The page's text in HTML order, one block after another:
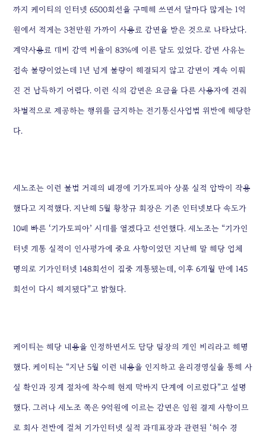
까지 케이티의 인터넷 6500회선을 구매해 쓰면서 달마다 많게는 1억
원에서 적게는 3천만원 가까이 사용료 감면을 받은 것으로 나타났다.
계약사용료 대비 감액 비율이 83%에 이른 달도 있었다. 감면 사유는
접속 불량이었는데 1년 넘게 불량이 해결되지 않고 감면이 계속 이뤄
진 건 납득하기 어렵다. 이런 식의 감면은 요금을 다른 사용자에 견줘
차별적으로 제공하는 행위를 금지하는 전기통신사업법 위반에 해당한
다.
새노조는 이런 불법 거래의 배경에 기가토피아 상품 실적 압박이 작용
했다고 지적했다. 지난해 5월 황창규 회장은 기존 인터넷보다 속도가
10배 빠른 ‘기가토피아’ 시대를 열겠다고 선언했다. 새노조는 “기가인
터넷 개통 실적이 인사평가에 중요 사항이었던 지난해 말 해당 업체
명의로 기가인터넷 148회선이 집중 개통됐는데, 이후 6개월 만에 145
회선이 다시 해지됐다”고 밝혔다.
케이티는 해당 내용을 인정하면서도 담당 팀장의 개인 비리라고 해명
했다. 케이티는 “지난 5월 이런 내용을 인지하고 윤리경영실을 통해 사
실 확인과 징계 절차에 착수해 현재 막바지 단계에 이르렀다”고 설명
했다. 그러나 새노조 쪽은 9억원에 이르는 감면은 임원 결재 사항이므
로 회사 전반에 걸쳐 기가인터넷 실적 과대표장과 관련된 ‘허수 경